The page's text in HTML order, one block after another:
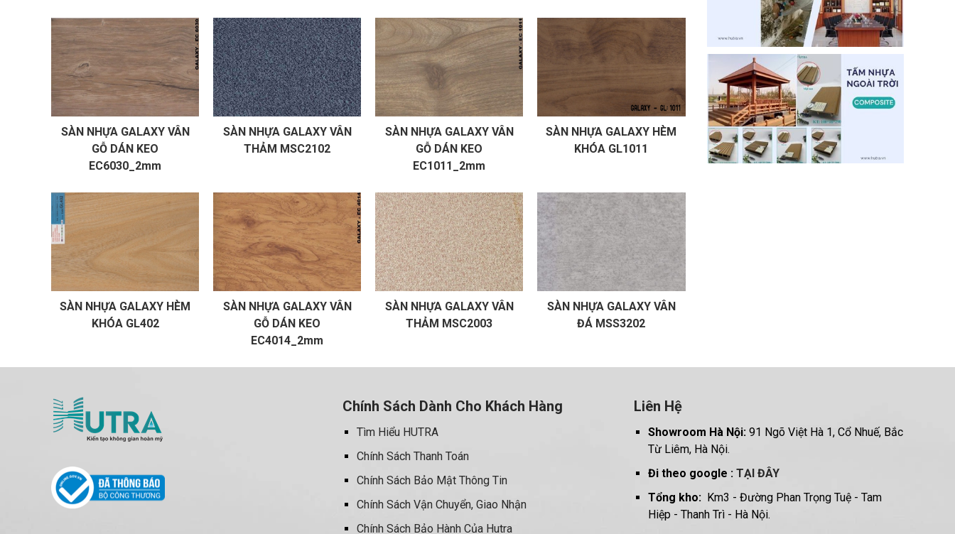
SÀN NHỰA GALAXY VÂN
GỖ DÁN KEO
EC6030_2mm
SÀN NHỰA GALAXY VÂN
THẢM MSC2102
SÀN NHỰA GALAXY VÂN
GỖ DÁN KEO
EC1011_2mm
SÀN NHỰA GALAXY HÈM
KHÓA GL1011
SÀN NHỰA GALAXY HÈM
KHÓA GL402
SÀN NHỰA GALAXY VÂN
GỖ DÁN KEO
EC4014_2mm
SÀN NHỰA GALAXY VÂN
THẢM MSC2003
SÀN NHỰA GALAXY VÂN
ĐÁ MSS3202
Chính Sách Dành Cho Khách Hàng
Tìm Hiểu HUTRA
Chính Sách Thanh Toán
Chính Sách Bảo Mật Thông Tin
Chính Sách Vận Chuyển, Giao Nhận
Chính Sách Bảo Hành Của Hutra
Liên Hệ
Showroom Hà Nội: 91 Ngõ Việt Hà 1, Cổ Nhuế, Bắc
Từ Liêm, Hà Nội.
Đi theo google : TẠI ĐÂY
Tổng kho: Km3 - Đường Phan Trọng Tuệ - Tam
Hiệp - Thanh Trì - Hà Nội.